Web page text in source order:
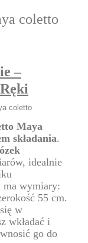
–
Maya
składania.
idealnie
ma wymiary:
55 cm.
w
wkładać i
go do